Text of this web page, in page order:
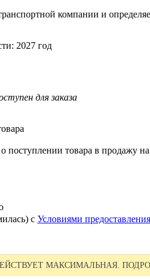
компании и
2027 год
для заказа
поступлении товара в продажу
с Условиями
МАКСИМАЛЬНАЯ.